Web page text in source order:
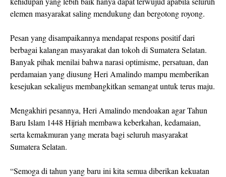
elemen masyarakat saling mendukung dan bergotong royong.
Pesan yang disampaikannya mendapat respons positif dari
berbagai kalangan masyarakat dan tokoh di Sumatera Selatan.
Banyak pihak menilai bahwa narasi optimisme, persatuan, dan
perdamaian yang diusung Heri Amalindo mampu memberikan
kesejukan sekaligus membangkitkan semangat untuk terus maju.
Mengakhiri pesannya, Heri Amalindo mendoakan agar Tahun
Baru Islam 1448 Hijriah membawa keberkahan, kedamaian,
serta kemakmuran yang merata bagi seluruh masyarakat
Sumatera Selatan.
“Semoga di tahun yang baru ini kita semua diberikan kekuatan